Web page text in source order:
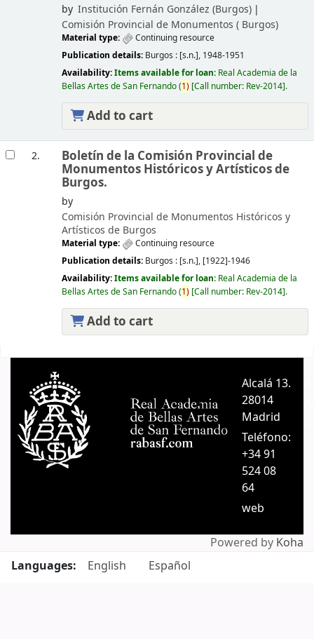
by Institución Fernán González (Burgos)
Comisión Provincial de Monumentos (Burgos)
Material type:
Continuing resource
Publication details: Burgos : [s.n.], 1948-1951
Availability:Items available for loan: Real Academia de la
Bellas Artes de San Fernando(1) Call number: Rev-2014 .
Add to cart
2. Boletín de la Comisión Provincial de
Monumentos Históricos y Artísticos de
Burgos.
by
Comisión Provincial de Monumentos Históricos y
Artísticos de Burgos
Material type:
Continuing resource
Publication details: Burgos : [s.n.], [1922]-1946
Availability:Items available for loan: Real Academia de la
Bellas Artes de San Fernando(1) Call number: Rev-2014 .
Add to cart
Alcalá 13.
28014
Madrid
Teléfono:
+34 91
524 08
64
web
Powered by Koha
Languages:
English Español